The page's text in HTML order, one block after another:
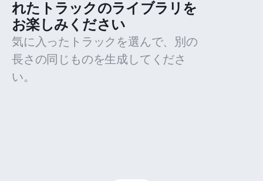
れたトラックのライブラリを
お楽しみください
気に入ったトラックを選んで、別の
長さの同じものを生成してくださ
い。